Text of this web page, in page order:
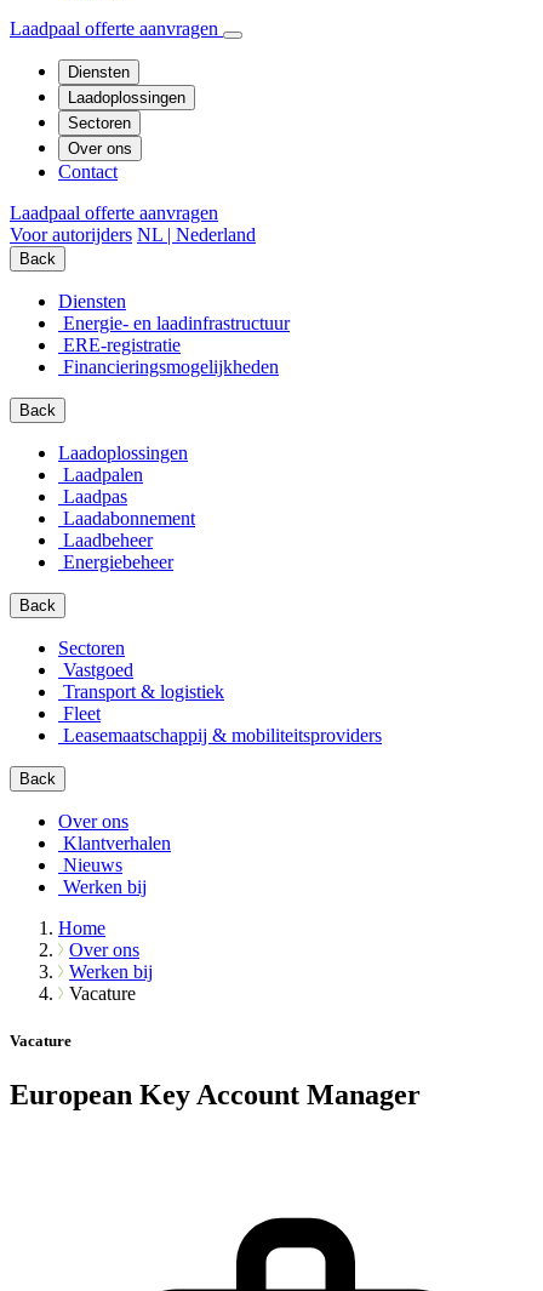
Laadpaal offerte aanvragen
Diensten
Laadoplossingen
Sectoren
Over ons
Contact
Laadpaal offerte aanvragen
Voor autorijders NL | Nederland
Back
Diensten
Energie- en laadinfrastructuur
ERE-registratie
Financierings­mogelijkheden
Back
Laadoplossingen
Laadpalen
Laadpas
Laadabonnement
Laadbeheer
Energiebeheer
Back
Sectoren
Vastgoed
Transport & logistiek
Fleet
Leasemaatschappij & mobiliteitsproviders
Back
Over ons
Klantverhalen
Nieuws
Werken bij
Home
Over ons
Werken bij
Vacature
Vacature
European Key Account Manager